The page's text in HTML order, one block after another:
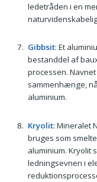
ledetråden i en
Gibbsit: Et
bestanddel af
processen.
sammenhænge,
aluminium.
Kryolit: Mineralet
bruges som
aluminium.
ledningsevnen i